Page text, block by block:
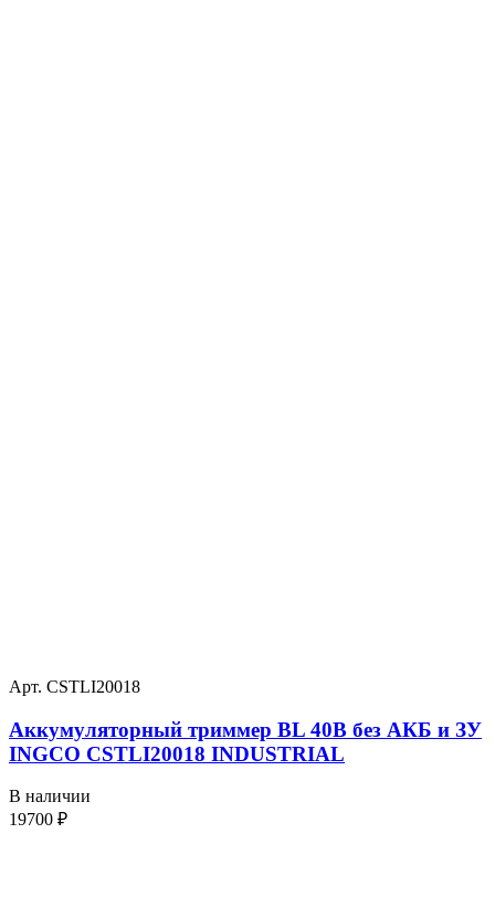
Арт. CSTLI20018
Аккумуляторный триммер BL 40В без АКБ и ЗУ
INGCO CSTLI20018 INDUSTRIAL
В наличии
19700 ₽